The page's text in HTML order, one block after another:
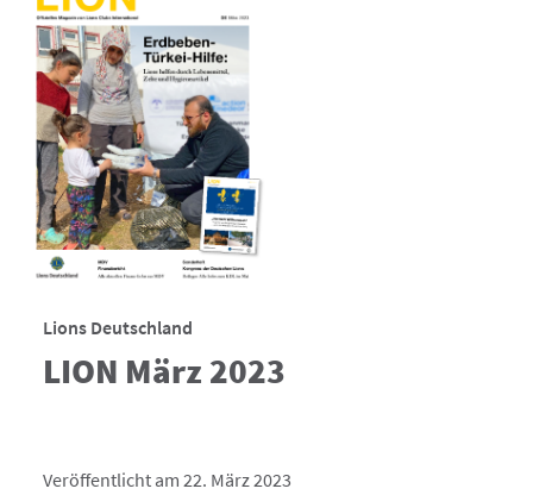
Lions Deutschland
LION März 2023
Veröffentlicht am 22. März 2023